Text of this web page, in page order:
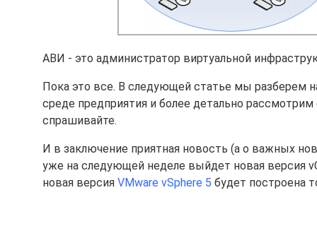
АВИ - это администратор виртуальной
Пока это все. В следующей статье мы разберем
среде предприятия и более детально
спрашивайте.
И в заключение приятная новость (а о важных
уже на следующей неделе выйдет новая версия
новая версия VMware vSphere 5 будет построена